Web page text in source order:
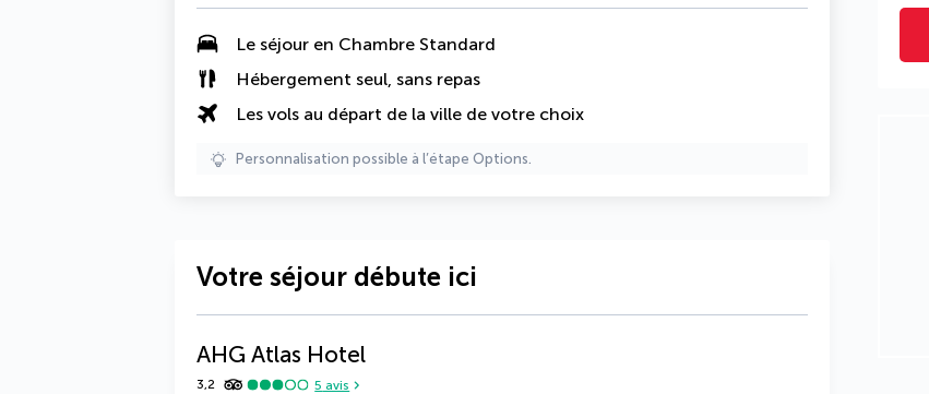
Le séjour en Chambre Standard
Hébergement seul, sans repas
Les vols au départ de la ville de votre choix
Personnalisation possible à l’étape Options.
Votre séjour débute ici
AHG Atlas Hotel
3,2 5 avis